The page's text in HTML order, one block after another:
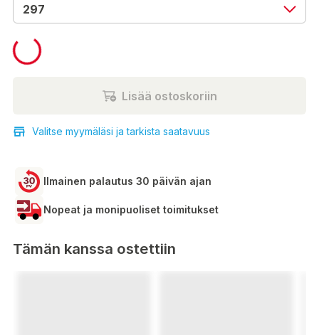
297
13,90 €
Lisää ostoskoriin
Valitse myymäläsi ja tarkista saatavuus
Ilmainen palautus 30 päivän ajan
Nopeat ja monipuoliset toimitukset
Tämän kanssa ostettiin